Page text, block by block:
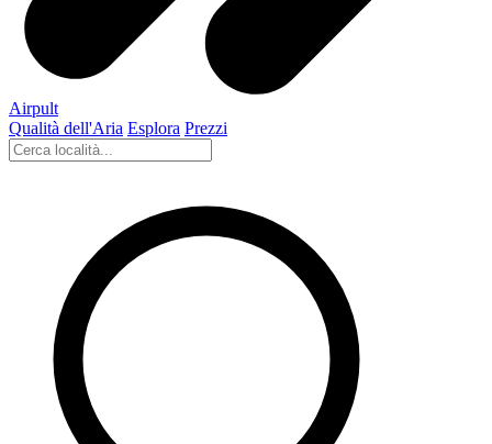
Airpult
Qualità dell'Aria Esplora Prezzi